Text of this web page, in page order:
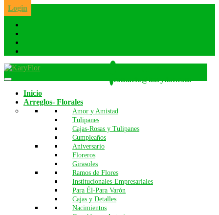
Skip
to
content
Login
contacto@karyflor.com
Inicio
Arreglos- Florales
Amor y Amistad
Tulipanes
Cajas-Rosas y Tulipanes
Cumpleaños
Aniversario
Floreros
Girasoles
Ramos de Flores
Institucionales-Empresariales
Para Él-Para Varón
Cajas y Detalles
Nacimientos